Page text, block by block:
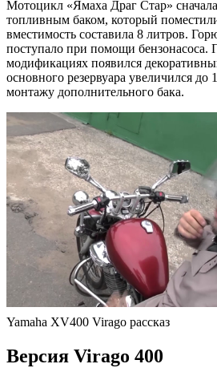
Мотоцикл «Ямаха Драг Стар»
топливным баком, который
вместимость составила 8 литров.
поступало при помощи бензонасоса.
модификациях появился
основного резервуара увеличился до
монтажу дополнительного бака.
Yamaha XV400 Virago рассказ
Версия Virago 400